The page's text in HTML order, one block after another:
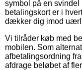
symbol på en
betalingskort er i
dækker dig imod
Vi tilråder køb med
mobilen. Som
afbetalingsordning
afdrage beløbet af